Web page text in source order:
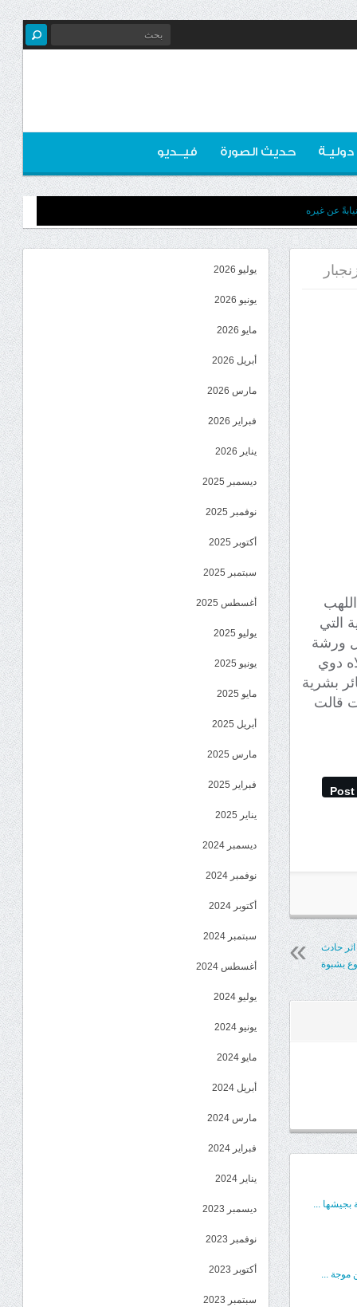
دوليـة حديث الصورة فيــديو
عن غيره
التي
ورشة
دوي
بشرية
قالت
Post
اثر حادث
بشبوة
بجيشها ...
موجة ...
يوليو 2026
يونيو 2026
مايو 2026
أبريل 2026
مارس 2026
فبراير 2026
يناير 2026
ديسمبر 2025
نوفمبر 2025
أكتوبر 2025
سبتمبر 2025
أغسطس 2025
يوليو 2025
يونيو 2025
مايو 2025
أبريل 2025
مارس 2025
فبراير 2025
يناير 2025
ديسمبر 2024
نوفمبر 2024
أكتوبر 2024
سبتمبر 2024
أغسطس 2024
يوليو 2024
يونيو 2024
مايو 2024
أبريل 2024
مارس 2024
فبراير 2024
يناير 2024
ديسمبر 2023
نوفمبر 2023
أكتوبر 2023
سبتمبر 2023